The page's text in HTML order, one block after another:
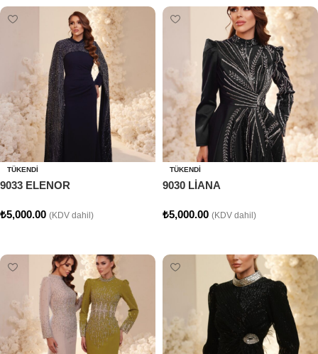
TÜKENDI
9033 ELENOR
₺5,000.00 (KDV dahil)
TÜKENDI
9030 LİANA
₺5,000.00 (KDV dahil)